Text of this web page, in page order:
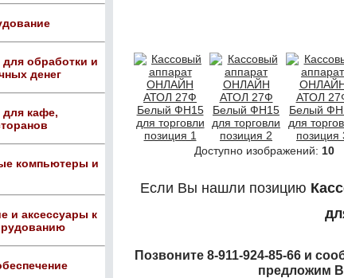
обработки и
денег
кафе,
компьютеры и
и аксессуары к
Доступно изображений: 10
Если Вы нашли позицию
Позвоните 8-911-924-85-66 и
предложим